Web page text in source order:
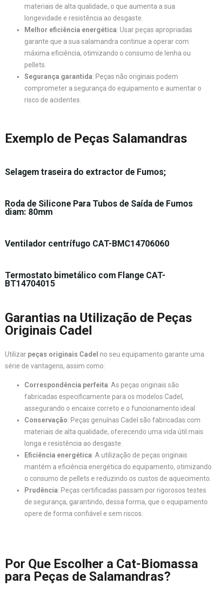
materiais de alta qualidade, o que aumenta a sua
longevidade e resistência ao desgaste.
Melhor eficiência energética: Usar peças apropriadas
garante que a sua salamandra continue a operar com
máxima eficiência, otimizando o consumo de lenha ou
pellets.
Segurança garantida: Peças não originais podem
comprometer a segurança do equipamento e aumentar o
risco de acidentes.
Exemplo de Peças Salamandras
Selagem traseira do extractor de Fumos;
Roda de Silicone Para Tubos de Saída de Fumos
diam: 80mm
Ventilador centrífugo CAT-BMC14706060
Termostato bimetálico com Flange CAT-
BT14704015
Garantias na Utilização de Peças
Originais Cadel
Utilizar peças originais Cadel no seu equipamento garante uma
série de vantagens, assim como:
Correspondência perfeita: As peças originais são
fabricadas especificamente para os modelos Cadel,
assegurando o encaixe correto e o funcionamento ideal.
Conservação: Peças genuínas Cadel são fabricadas com
materiais de alta qualidade, oferecendo uma vida útil mais
longa e resistência ao desgaste.
Eficiência energética: A utilização de peças originais
mantém a eficiência energética do equipamento, otimizando
o consumo de pellets e reduzindo os custos de aquecimento.
Prudência: Peças certificadas passam por rigorosos testes
de segurança, garantindo, dessa forma, que o equipamento
opere de forma confiável e sem riscos.
Por Que Escolher a Cat-Biomassa
para Peças de Salamandras?